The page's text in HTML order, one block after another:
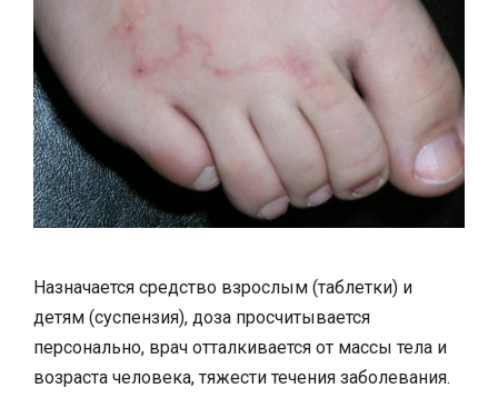
Назначается средство взрослым (таблетки) и
детям (суспензия), доза просчитывается
персонально, врач отталкивается от массы тела и
возраста человека, тяжести течения заболевания.